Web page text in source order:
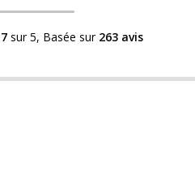
mon expérience et on
sur le pourquoi cet aspect
(et donc vendu) et que
est utile et valorisant pour
sur 5, Basée sur 263 avis